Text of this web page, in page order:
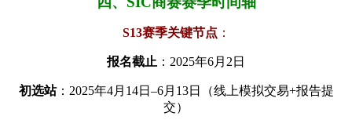
​S13赛季关键节点​ ​：
​报名截止​ ​：2025年6月2日
​初选站​​：2025年4月14日–6月13日（线上模拟交易+报告提
交）